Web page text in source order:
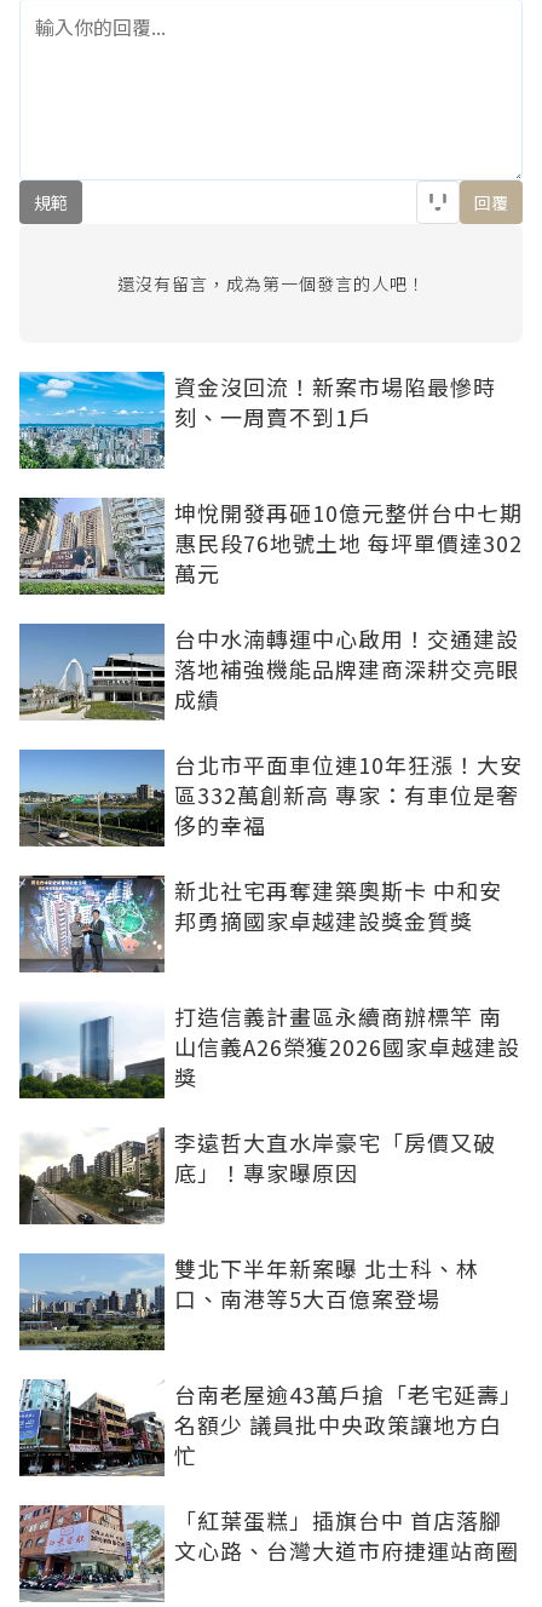
規範 回覆
還沒有留言，成為第一個發言的人吧！
資金沒回流！新案市場陷最慘時
刻、一周賣不到1戶
坤悅開發再砸10億元整併台中七期
惠民段76地號土地 每坪單價達302
萬元
台中水湳轉運中心啟用！交通建設
落地補強機能品牌建商深耕交亮眼
成績
台北市平面車位連10年狂漲！大安
區332萬創新高 專家：有車位是奢
侈的幸福
新北社宅再奪建築奧斯卡 中和安
邦勇摘國家卓越建設獎金質獎
打造信義計畫區永續商辦標竿 南
山信義A26榮獲2026國家卓越建設
獎
李遠哲大直水岸豪宅「房價又破
底」！專家曝原因
雙北下半年新案曝 北士科、林
口、南港等5大百億案登場
台南老屋逾43萬戶搶「老宅延壽」
名額少 議員批中央政策讓地方白
忙
「紅葉蛋糕」插旗台中 首店落腳
文心路、台灣大道市府捷運站商圈